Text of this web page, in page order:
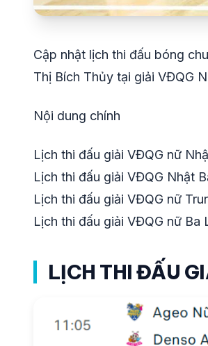
Cập nhật lịch thi đấu bóng
Thị Bích Thủy tại giải VĐQG
Nội dung chính
Lịch thi đấu giải VĐQG nữ
Lịch thi đấu giải VĐQG Nhật
Lịch thi đấu giải VĐQG nữ
Lịch thi đấu giải VĐQG nữ Ba
LỊCH THI ĐẤU